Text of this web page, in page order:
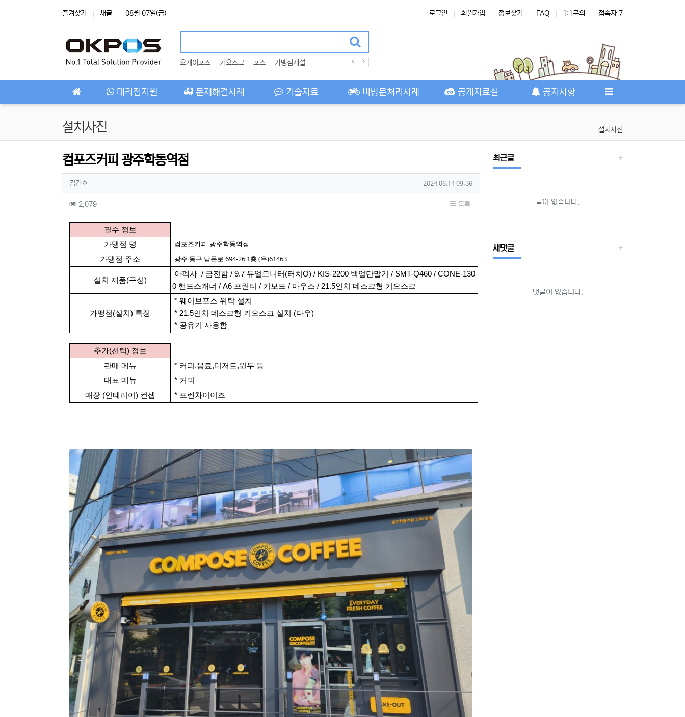
즐겨찾기 새글 08월 07일(금) 로그인 회원가입 정보찾기 FAQ 1:1문의 접속자 7
오케이포스 키오스크 포스 가맹점개설
대리점지원 문제해결사례 기술자료 비방문처리사례 공개자료실 공지사항
설치사진 설치사진
컴포즈커피 광주학동역점
작성자 정보
김건호 작성일
2024.06.14 09:36
컨텐츠 정보
2,079조회 목록
필수 정보
가맹점 명
컴포즈커피 광주학동역점
가맹점 주소 광주 동구 남문로 694-26 1층 (우)61463
설치 제품(구성)
아펙사 / 금전함 / 9.7 듀얼모니터(터치O) / KIS-2200 백업단말기 / SMT-Q460 / CONE-130
0 핸드스캐너 / A6 프린터 / 키보드 / 마우스 / 21.5인치 데스크형 키오스크
가맹점(설치) 특징
* 웨이브포스 위탁 설치
* 21.5인치 데스크형 키오스크 설치 (다우)
* 공유기 사용함
추가(선택) 정보
판매 메뉴
* 커피,음료,디저트,원두 등
대표 메뉴
* 커피
매장 (인테리어) 컨셉
* 프렌차이이즈
최근글
글이 없습니다.
새댓글
댓글이 없습니다.